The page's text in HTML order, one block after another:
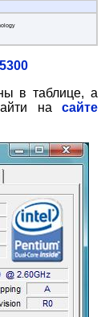
в таблице, а
насайте